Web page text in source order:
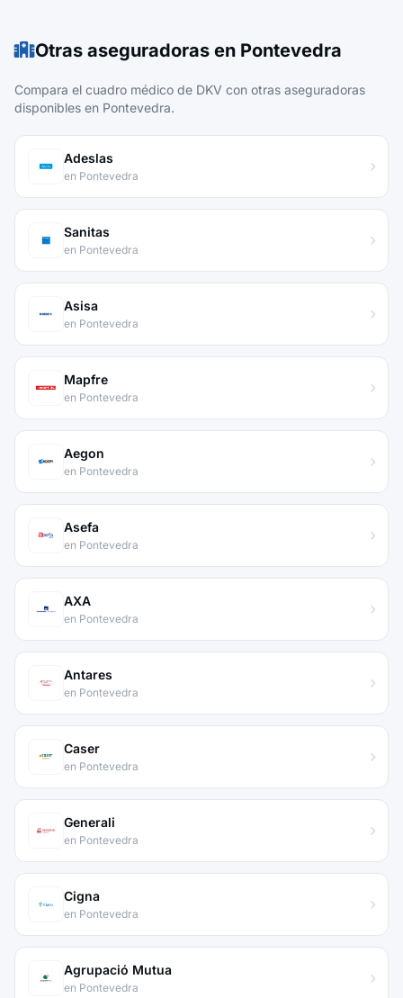
Otras aseguradoras en Pontevedra
Compara el cuadro médico de DKV con otras aseguradoras
disponibles en Pontevedra.
Adeslas
en Pontevedra
Sanitas
en Pontevedra
Asisa
en Pontevedra
Mapfre
en Pontevedra
Aegon
en Pontevedra
Asefa
en Pontevedra
AXA
en Pontevedra
Antares
en Pontevedra
Caser
en Pontevedra
Generali
en Pontevedra
Cigna
en Pontevedra
Agrupació Mutua
en Pontevedra